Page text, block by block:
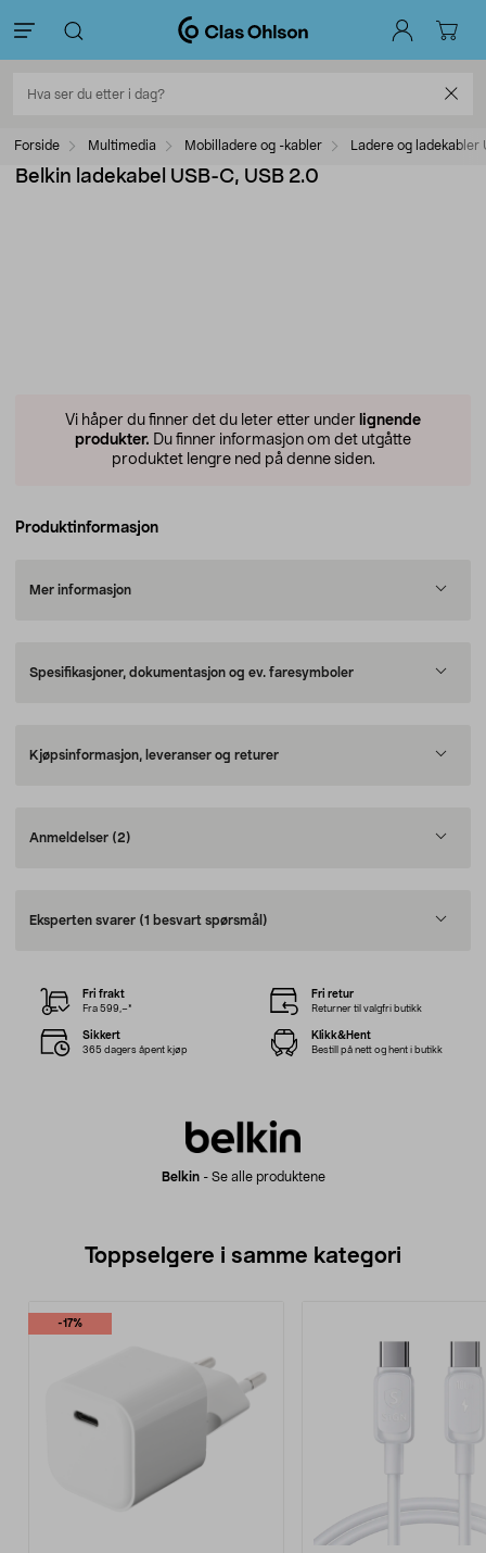
Forside Multimedia Mobilladere og -kabler Ladere og ladekabler
Belkin ladekabel USB-C, USB 2.0
Vi håper du finner det du leter etter under lignende
produkter. Du finner informasjon om det utgåtte
produktet lengre ned på denne siden.
Produktinformasjon
Mer informasjon
Spesifikasjoner, dokumentasjon og ev. faresymboler
Kjøpsinformasjon, leveranser og returer
Anmeldelser (2)
Eksperten svarer (1 besvart spørsmål)
Belkin- Se alle produktene
Fri frakt
Fra 599,–*
Fri retur
Returner til valgfri butikk
Sikkert
365 dagers åpent kjøp
Klikk&Hent
Bestill på nett og hent i butikk
Toppselgere i samme kategori
-17%